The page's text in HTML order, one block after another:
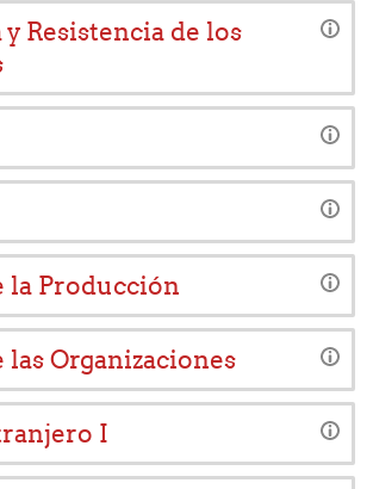
Resistencia de los
la Producción
las Organizaciones
I